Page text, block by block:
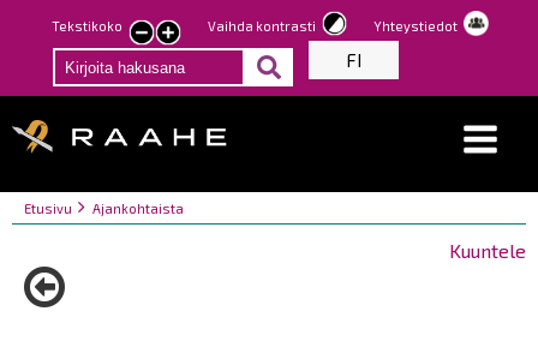
Hyppää
pääsisältöön
Tekstikoko
Pienennä
tekstin
kokoa
Suurenna
tekstin
kokoa
Vaihda kontrasti Yhteystiedot
FI
Breadcrumbs
You
here:
Etusivu Ajankohtaista
Kuuntele